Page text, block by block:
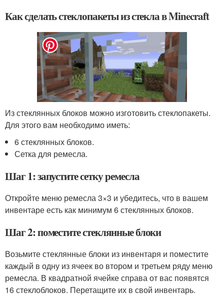
Как сделать стеклопакеты из стекла в Minecraft
Из стеклянных блоков можно изготовить стеклопакеты.
Для этого вам необходимо иметь:
6 стеклянных блоков.
Сетка для ремесла.
Шаг 1: запустите сетку ремесла
Откройте меню ремесла 3×3 и убедитесь, что в вашем
инвентаре есть как минимум 6 стеклянных блоков.
Шаг 2: поместите стеклянные блоки
Возьмите стеклянные блоки из инвентаря и поместите
каждый в одну из ячеек во втором и третьем ряду меню
ремесла. В квадратной ячейке справа от вас появятся
16 стеклоблоков. Перетащите их в свой инвентарь.